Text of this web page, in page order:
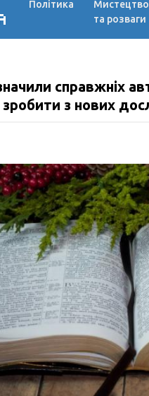
Політика
Мистецтво
та розваги
справжніх
з нових